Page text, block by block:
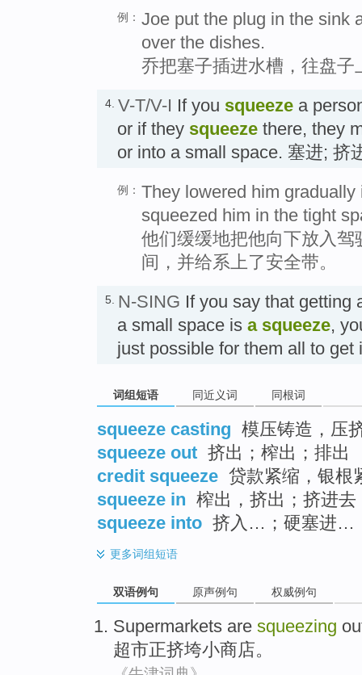
例： Joe put the plug in the sink
over the dishes.
乔把塞子插进水槽，往盘子
4. V-T/V-I If you squeeze a
or if they squeeze there, they
or into a small space. 塞进; 挤
例： They lowered him
squeezed him in the tight
他们缓缓地把他向下放入
间，并给系上了安全带。
5. N-SING If you say that getting
a small space is a squeeze,
just possible for them all to
词组短语 同近义词 同根词
squeeze casting 模压铸造，压
squeeze out 挤出；榨出；排出
credit squeeze 贷款紧缩，银根
squeeze in 榨出，挤出；挤进去
squeeze into 挤入…；硬塞进…
更多词组短语
双语例句 原声例句 权威例句
Supermarkets are squeezing
超市正挤垮小商店。